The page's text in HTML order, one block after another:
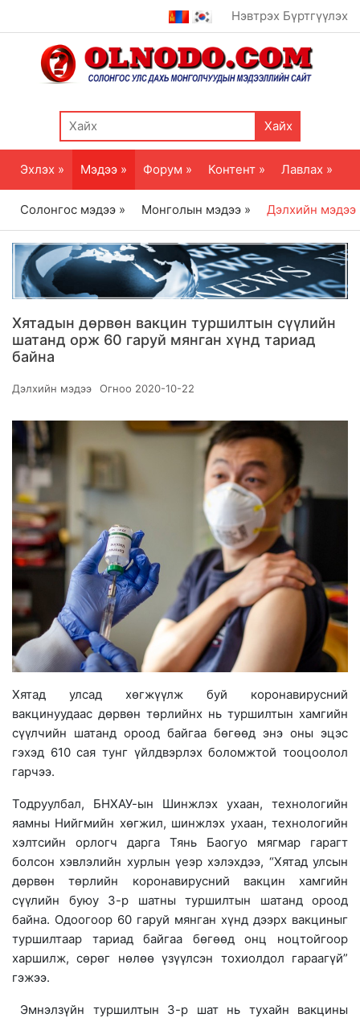
Нэвтрэх Бүртгүүлэх
Хайх
Эхлэх » Мэдээ » Форум » Контент » Лавлах »
Солонгос мэдээ » Монголын мэдээ » Дэлхийн мэдээ
Хятадын дөрвөн вакцин туршилтын сүүлийн
шатанд орж 60 гаруй мянган хүнд тариад
байна
Дэлхийн мэдээ Огноо 2020-10-22
Хятад улсад хөгжүүлж буй коронавирусний
вакцинуудаас дөрвөн төрлийнх нь туршилтын хамгийн
сүүлчийн шатанд ороод байгаа бөгөөд энэ оны эцэс
гэхэд 610 сая тунг үйлдвэрлэх боломжтой тооцоолол
гарчээ.
Тодруулбал, БНХАУ-ын Шинжлэх ухаан, технологийн
яамны Нийгмийн хөгжил, шинжлэх ухаан, технологийн
хэлтсийн орлогч дарга Тянь Баогуо мягмар гарагт
болсон хэвлэлийн хурлын үеэр хэлэхдээ, “Хятад улсын
дөрвөн төрлийн коронавирусний вакцин хамгийн
сүүлийн буюу 3-р шатны туршилтын шатанд ороод
байна. Одоогоор 60 гаруй мянган хүнд дээрх вакциныг
туршилтаар тариад байгаа бөгөөд онц ноцтойгоор
харшилж, сөрөг нөлөө үзүүлсэн тохиолдол гараагүй”
гэжээ.
Эмнэлзүйн туршилтын 3-р шат нь тухайн вакцины